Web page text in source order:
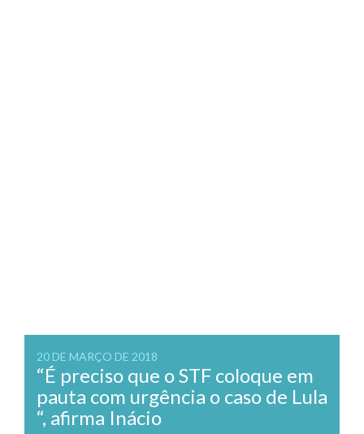
20 DE MARÇO DE 2018
“É preciso que o STF coloque em
pauta com urgência o caso de Lula
“, afirma Inácio